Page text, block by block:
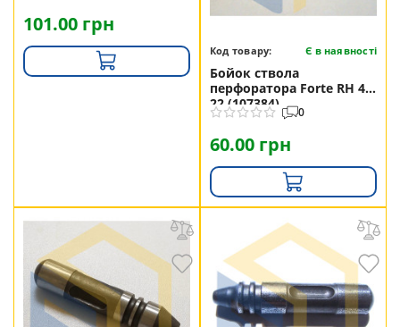
101.00 грн
Код товару: Є в наявності
Бойок ствола
перфоратора Forte RH 40-
22 (107384)
0
60.00 грн